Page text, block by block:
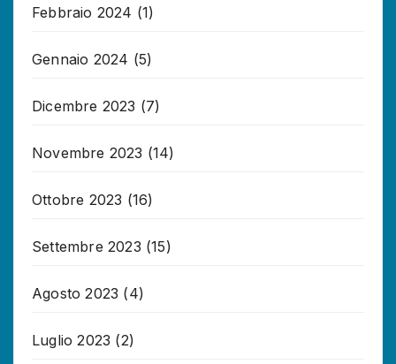
Febbraio 2024 (1)
Gennaio 2024 (5)
Dicembre 2023 (7)
Novembre 2023 (14)
Ottobre 2023 (16)
Settembre 2023 (15)
Agosto 2023 (4)
Luglio 2023 (2)